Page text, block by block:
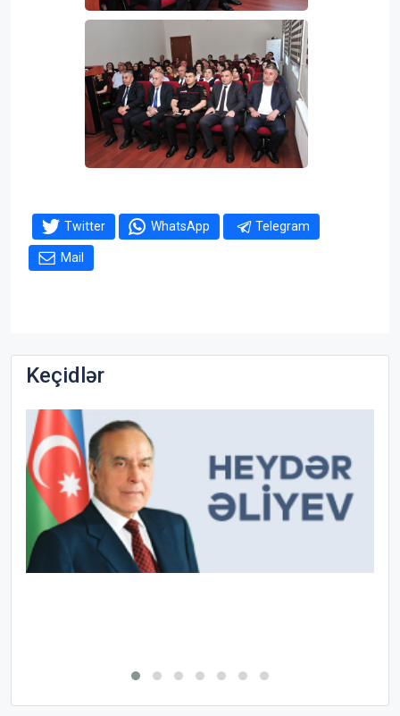
Twitter WhatsApp Telegram
Mail
Keçidlər